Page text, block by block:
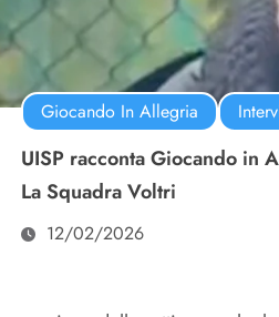
Giocando In Allegria
UISP racconta Giocando in
La Squadra Voltri
12/02/2026